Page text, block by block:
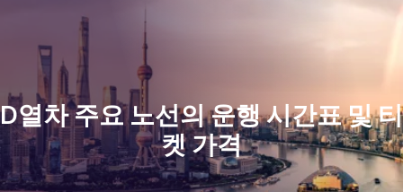
D열차 주요 노선의 운행 시간표 및 티
켓 가격